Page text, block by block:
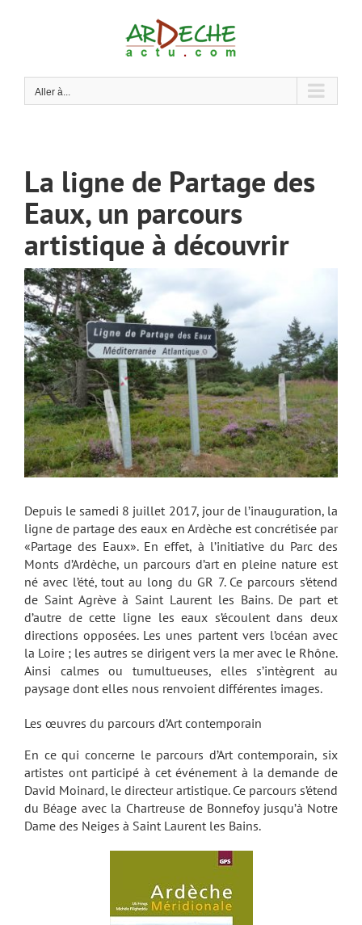
Aller à...
La ligne de Partage des
Eaux, un parcours
artistique à découvrir
Voir
l'image
agrandie
Depuis le samedi 8 juillet 2017, jour de l’inauguration, la
ligne de partage des eaux en Ardèche est concrétisée par
«Partage des Eaux». En effet, à l’initiative du Parc des
Monts d’Ardèche, un parcours d’art en pleine nature est
né avec l’été, tout au long du GR 7. Ce parcours s’étend
de Saint Agrève à Saint Laurent les Bains. De part et
d’autre de cette ligne les eaux s’écoulent dans deux
directions opposées. Les unes partent vers l’océan avec
la Loire ; les autres se dirigent vers la mer avec le Rhône.
Ainsi calmes ou tumultueuses, elles s’intègrent au
paysage dont elles nous renvoient différentes images.
Les œuvres du parcours d’Art contemporain
En ce qui concerne le parcours d’Art contemporain, six
artistes ont participé à cet événement à la demande de
David Moinard, le directeur artistique. Ce parcours s’étend
du Béage avec la Chartreuse de Bonnefoy jusqu’à Notre
Dame des Neiges à Saint Laurent les Bains.